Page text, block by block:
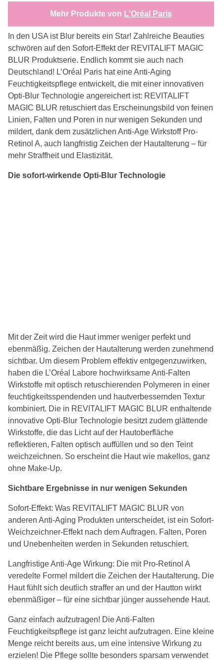
Mehr Produkte von L'Oréal Paris
In den USA ist Blur bereits ein Star! Zahlreiche Beauties
schwören auf den Sofort-Effekt der REVITALIFT MAGIC
BLUR Produktserie. Endlich kommt sie auch nach
Deutschland! L’Oréal Paris hat eine Anti-Aging
Feuchtigkeitspflege entwickelt, die mit einer innovativen
Opti-Blur Technologie angereichert ist: REVITALIFT
MAGIC BLUR retuschiert das Erscheinungsbild von feinen
Linien, Falten und Poren in nur wenigen Sekunden und
mildert, dank dem zusätzlichen Anti-Age Wirkstoff Pro-
Retinol A, auch langfristig Zeichen der Hautalterung – für
mehr Straffheit und Elastizität.
Die sofort-wirkende Opti-Blur Technologie
Mit der Zeit wird die Haut immer weniger perfekt und
ebenmäßig. Zeichen der Hautalterung werden zunehmend
sichtbar. Um diesem Problem effektiv entgegenzuwirken,
haben die L’Oréal Labore hochwirksame Anti-Falten
Wirkstoffe mit optisch retuschierenden Polymeren in einer
feuchtigkeitsspendenden und hautverbessernden Textur
kombiniert. Die in REVITALIFT MAGIC BLUR enthaltende
innovative Opti-Blur Technologie besitzt zudem glättende
Wirkstoffe, die das Licht auf der Hautoberfläche
reflektieren, Falten optisch auffüllen und so den Teint
weichzeichnen. So erscheint die Haut wie makellos, ganz
ohne Make-Up.
Sichtbare Ergebnisse in nur wenigen Sekunden
Sofort-Effekt: Was REVITALIFT MAGIC BLUR von
anderen Anti-Aging Produkten unterscheidet, ist ein Sofort-
Weichzeichner-Effekt nach dem Auftragen. Falten, Poren
und Unebenheiten werden in Sekunden retuschiert.
Langfristige Anti-Age Wirkung: Die mit Pro-Retinol A
veredelte Formel mildert die Zeichen der Hautalterung. Die
Haut fühlt sich deutlich straffer an und der Hautton wirkt
ebenmäßiger – für eine sichtbar jünger aussehende Haut.
Ganz einfach aufzutragen! Die Anti-Falten
Feuchtigkeitspflege ist ganz leicht aufzutragen. Eine kleine
Menge reicht bereits aus, um eine intensive Wirkung zu
erzielen! Die Pflege sollte besonders sparsam verwendet